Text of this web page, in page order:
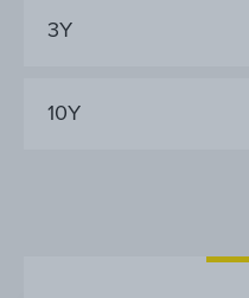
3Y
10Y